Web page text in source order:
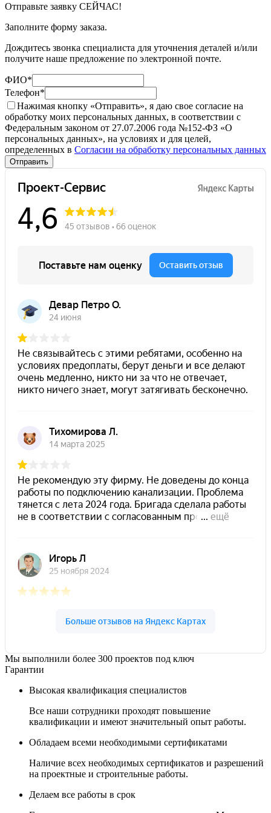
Отправьте заявку СЕЙЧАС!
Заполните форму заказа.
Дождитесь звонка специалиста для уточнения деталей и/или
получите наше предложение по электронной почте.
ФИО*
Телефон*
Нажимая кнопку «Отправить», я даю свое согласие на
обработку моих персональных данных, в соответствии с
Федеральным законом от 27.07.2006 года №152-ФЗ «О
персональных данных», на условиях и для целей,
определенных в Согласии на обработку персональных данных
Отправить
Мы выполнили более 300 проектов под ключ
Гарантии
Высокая квалификация специалистов
Все наши сотрудники проходят повышение
квалификации и имеют значительный опыт работы.
Обладаем всеми необходимыми сертификатами
Наличие всех необходимых сертификатов и разрешений
на проектные и строительные работы.
Делаем все работы в срок